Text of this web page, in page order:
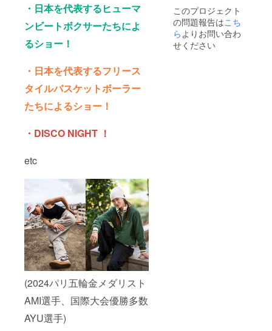
・日本を代表するヒューマ
ンビートボクサーたちによ
るショー！
・日本を代表するフリース
タイルバスケットボーラー
たちによるショー！
・DISCO NIGHT ！
etc
(2024パリ五輪金メダリスト
AMI選手、国際大会優勝多数
AYU選手)
このプロジェクト
の問題報告はこち
らよりお問い合わ
せください